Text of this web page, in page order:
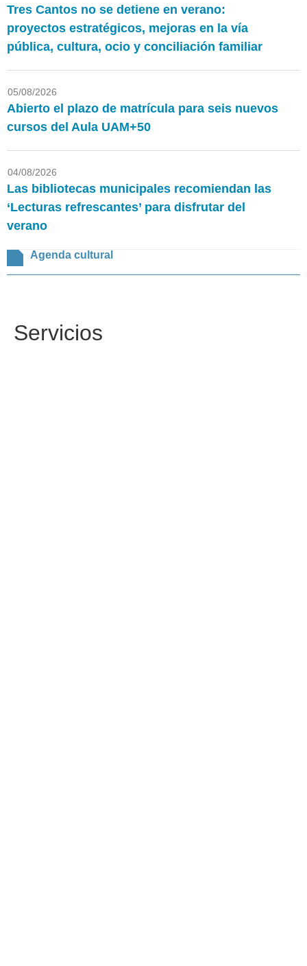
Tres Cantos no se detiene en verano:
proyectos estratégicos, mejoras en la vía
pública, cultura, ocio y conciliación familiar
05/08/2026
Abierto el plazo de matrícula para seis nuevos
cursos del Aula UAM+50
04/08/2026
Las bibliotecas municipales recomiendan las
‘Lecturas refrescantes’ para disfrutar del
verano
Agenda cultural
Servicios